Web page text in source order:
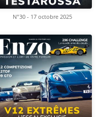
N°30 - 17 octobre 2025